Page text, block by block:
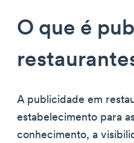
O que é
A publicidade em
estabelecimento para
conhecimento, a